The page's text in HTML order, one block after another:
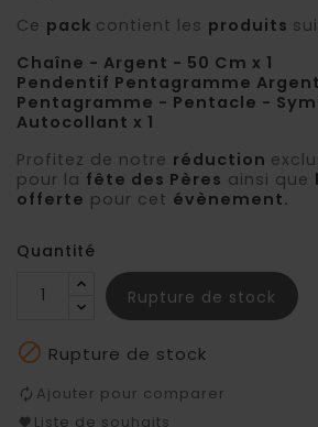
Ce pack contient les produits
Chaîne - Argent - 50 Cm x 1
Pendentif Pentagramme
Pentagramme - Pentacle -
Autocollant x 1
Profitez de notre réduction
pour la fête des Pères ainsi que
offerte pour cet évènement.
Quantité
Rupture de stock
 Rupture de stock
Ajouter pour comparer
Liste de souhaits